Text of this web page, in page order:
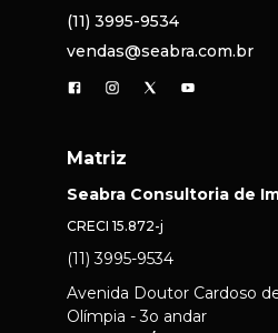
(11) 3995-9534
vendas@seabra.com.br
Matriz
Seabra Consultoria de
CRECI 15.872-j
(11) 3995-9534
Avenida Doutor Cardoso
Olímpia - 3o andar